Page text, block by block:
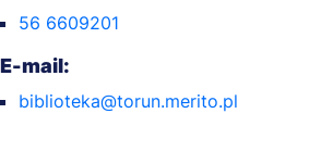
56 6609201
E-mail:
biblioteka@torun.merito.pl